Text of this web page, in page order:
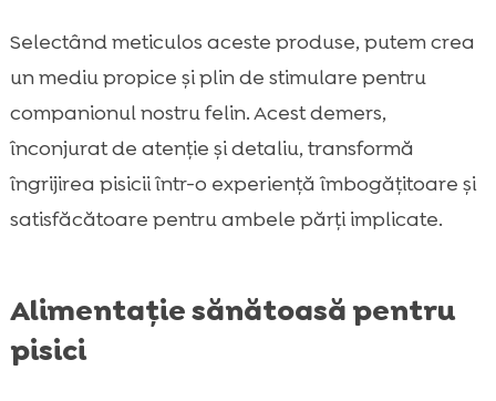
Selectând meticulos aceste produse, putem crea
un mediu propice și plin de stimulare pentru
companionul nostru felin. Acest demers,
înconjurat de atenție și detaliu, transformă
îngrijirea pisicii într-o experiență îmbogățitoare și
satisfăcătoare pentru ambele părți implicate.
Alimentație sănătoasă pentru
pisici